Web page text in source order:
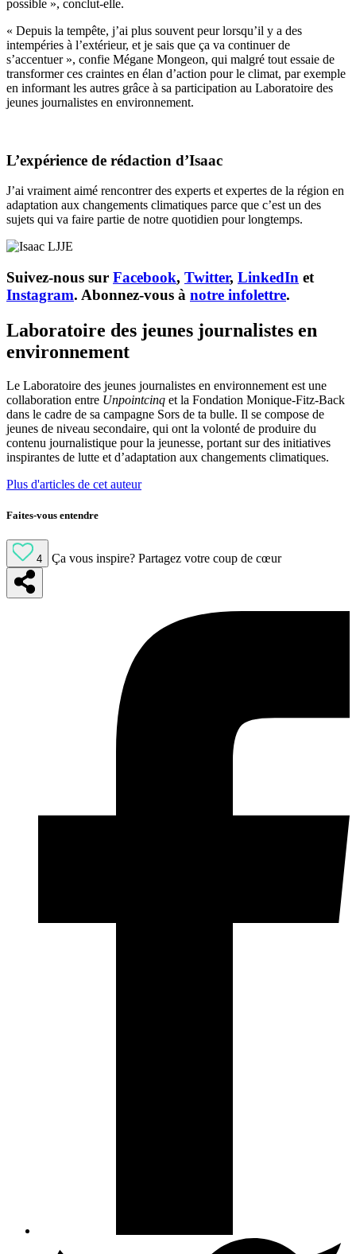
possible », conclut-elle.
« Depuis la tempête, j’ai plus souvent peur lorsqu’il y a des
intempéries à l’extérieur, et je sais que ça va continuer de
s’accentuer », confie Mégane Mongeon, qui malgré tout essaie de
transformer ces craintes en élan d’action pour le climat, par exemple
en informant les autres grâce à sa participation au Laboratoire des
jeunes journalistes en environnement.
L’expérience de rédaction d’Isaac
J’ai vraiment aimé rencontrer des experts et expertes de la région en
adaptation aux changements climatiques parce que c’est un des
sujets qui va faire partie de notre quotidien pour longtemps.
Suivez-nous sur Facebook, Twitter, LinkedIn et
Instagram. Abonnez-vous à notre infolettre.
Laboratoire des jeunes journalistes en
environnement
Le Laboratoire des jeunes journalistes en environnement est une
collaboration entre Unpointcinq et la Fondation Monique-Fitz-Back
dans le cadre de sa campagne Sors de ta bulle. Il se compose de
jeunes de niveau secondaire, qui ont la volonté de produire du
contenu journalistique pour la jeunesse, portant sur des initiatives
inspirantes de lutte et d’adaptation aux changements climatiques.
Plus d'articles de cet auteur
Faites-vous entendre
4 Ça vous inspire? Partagez votre coup de cœur